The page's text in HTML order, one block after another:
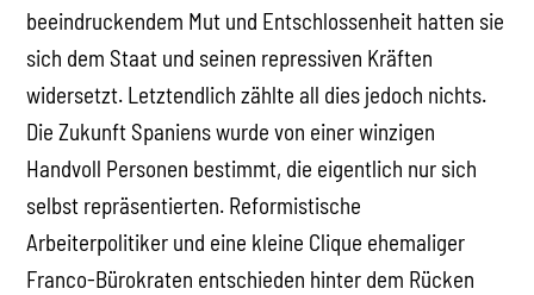
beeindruckendem Mut und Entschlossenheit hatten sie
sich dem Staat und seinen repressiven Kräften
widersetzt. Letztendlich zählte all dies jedoch nichts.
Die Zukunft Spaniens wurde von einer winzigen
Handvoll Personen bestimmt, die eigentlich nur sich
selbst repräsentierten. Reformistische
Arbeiterpolitiker und eine kleine Clique ehemaliger
Franco-Bürokraten entschieden hinter dem Rücken